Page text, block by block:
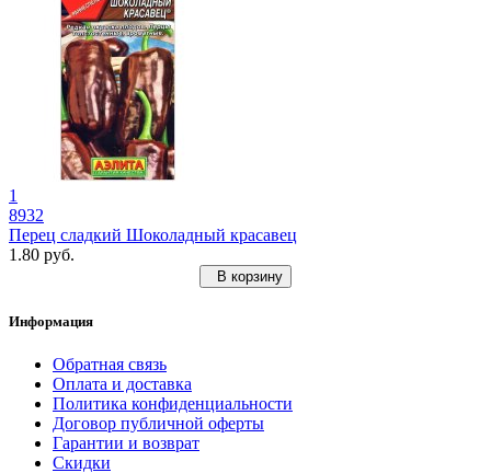
1
8932
Перец сладкий Шоколадный красавец
1.80 руб.
В корзину
Информация
Обратная связь
Оплата и доставка
Политика конфиденциальности
Договор публичной оферты
Гарантии и возврат
Скидки